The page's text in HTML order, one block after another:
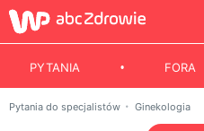
PYTANIA FORA
Pytania do specjalistów Ginekologia